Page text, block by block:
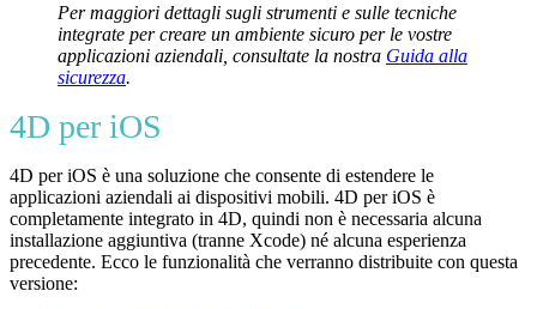
Per maggiori dettagli sugli strumenti e sulle tecniche
integrate per creare un ambiente sicuro per le vostre
applicazioni aziendali, consultate la nostra Guida alla
sicurezza.
4D per iOS
4D per iOS è una soluzione che consente di estendere le
applicazioni aziendali ai dispositivi mobili. 4D per iOS è
completamente integrato in 4D, quindi non è necessaria alcuna
installazione aggiuntiva (tranne Xcode) né alcuna esperienza
precedente. Ecco le funzionalità che verranno distribuite con questa
versione: